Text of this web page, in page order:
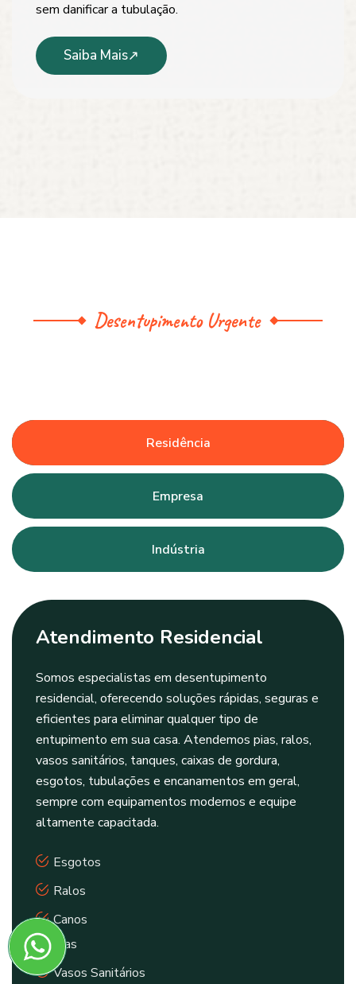
sem danificar a tubulação.
Saiba Mais
Desentupimento Urgente
Residência
Empresa
Indústria
Atendimento Residencial
Somos especialistas em desentupimento
residencial, oferecendo soluções rápidas, seguras e
eficientes para eliminar qualquer tipo de
entupimento em sua casa. Atendemos pias, ralos,
vasos sanitários, tanques, caixas de gordura,
esgotos, tubulações e encanamentos em geral,
sempre com equipamentos modernos e equipe
altamente capacitada.
Esgotos
Ralos
Canos
Pias
Vasos Sanitários